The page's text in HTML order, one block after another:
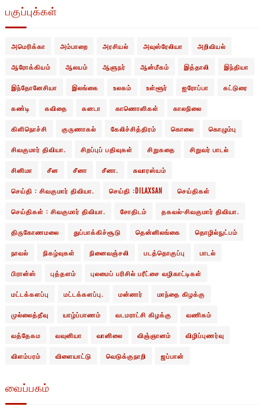
பகுப்புக்கள்
அமெரிக்கா அம்பாறை அரசியல் அவுஸ்ரேலியா அறிவியல்
ஆரோக்கியம் ஆலயம் ஆளுநர் ஆன்மீகம் இத்தாலி இந்தியா
இந்தோனேசியா இலங்கை உலகம் உள்ளூர் ஐரோப்பா கட்டுரை
கண்டி கவிதை கனடா காணொளிகள் காலநிலை
கிளிநொச்சி குருணாகல் கேலிச்சித்திரம் கொலை கொழும்பு
சிவகுமார் திவியா. சிறப்புப் பதிவுகள் சிறுகதை சிறுவர் பாடல்
சினிமா சீன சீனா சீனா. சுவாரஸ்யம்
செய்தி : சிவகுமார் திவியா. செய்தி :DILAXSAN செய்திகள்
செய்திகள் : சிவகுமார் திவியா. சோதிடம் தகவல்-சிவகுமார் திவியா.
திருகோணமலை துப்பாக்கிச்சூடு தென்னிலங்கை தொழில்நுட்பம்
நாவல் நிகழ்வுகள் நினைவஞ்சலி படத்தொகுப்பு பாடல்
பிரான்ஸ் புத்தளம் புலமைப் பரிசில் பரீட்சை வழிகாட்டிகள்
மட்டக்களப்பு மட்டக்களப்பு. மன்னார் மாந்தை கிழக்கு
முல்லைத்தீவு யாழ்ப்பாணம் வடமராட்சி கிழக்கு வணிகம்
வத்தேகம வவுனியா வானிலை விஞ்ஞானம் விழிப்புணர்வு
விளம்பரம் விளையாட்டு வெடுக்குநாறி ஜப்பான்
வைப்பகம்